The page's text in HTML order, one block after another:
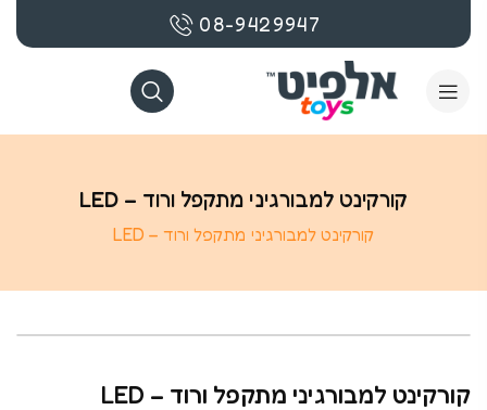
08-9429947
קורקינט למבורגיני מתקפל ורוד – LED
קורקינט למבורגיני מתקפל ורוד – LED
קורקינט למבורגיני מתקפל ורוד – LED